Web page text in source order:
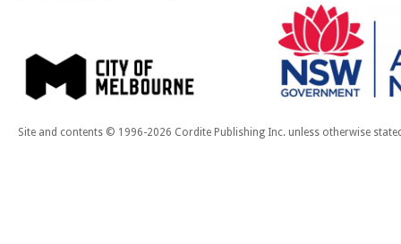
Site and contents © 1996-2026 Cordite Publishing Inc. unless otherwise